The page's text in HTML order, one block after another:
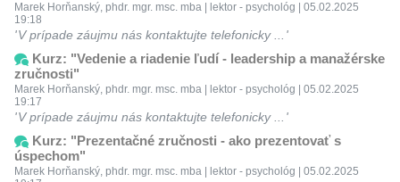
Marek Horňanský, phdr. mgr. msc. mba | lektor - psychológ | 05.02.2025
19:18
V prípade záujmu nás kontaktujte telefonicky ...
Kurz: "Vedenie a riadenie ľudí - leadership a manažérske
zručnosti"
Marek Horňanský, phdr. mgr. msc. mba | lektor - psychológ | 05.02.2025
19:17
V prípade záujmu nás kontaktujte telefonicky ...
Kurz: "Prezentačné zručnosti - ako prezentovať s
úspechom"
Marek Horňanský, phdr. mgr. msc. mba | lektor - psychológ | 05.02.2025